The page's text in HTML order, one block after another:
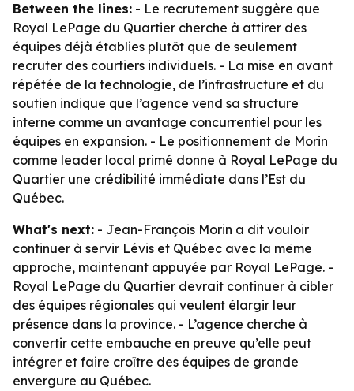
Between the lines: - Le recrutement suggère que
Royal LePage du Quartier cherche à attirer des
équipes déjà établies plutôt que de seulement
recruter des courtiers individuels. - La mise en avant
répétée de la technologie, de l’infrastructure et du
soutien indique que l’agence vend sa structure
interne comme un avantage concurrentiel pour les
équipes en expansion. - Le positionnement de Morin
comme leader local primé donne à Royal LePage du
Quartier une crédibilité immédiate dans l’Est du
Québec.
What's next: - Jean-François Morin a dit vouloir
continuer à servir Lévis et Québec avec la même
approche, maintenant appuyée par Royal LePage. -
Royal LePage du Quartier devrait continuer à cibler
des équipes régionales qui veulent élargir leur
présence dans la province. - L’agence cherche à
convertir cette embauche en preuve qu’elle peut
intégrer et faire croître des équipes de grande
envergure au Québec.